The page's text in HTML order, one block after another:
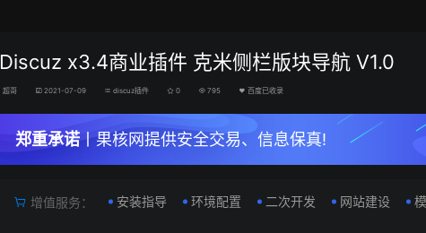
Discuz x3.4商业插件 克米侧栏版块导航 V1.0
超哥 2021-07-09 discuz插件 0 795 百度已收录
郑重承诺丨果核网提供安全交易、信息保真!
增值服务： 安装指导 环境配置 二次开发 网站建设